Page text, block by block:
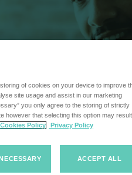
of cookies on your device to improve
site usage and assist in our marketing
you only agree to the storing of strictly
however that selecting this option may
Cookies Policy Privacy Policy
ACCEPT ALL